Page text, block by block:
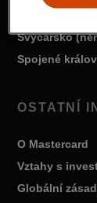
Švýcarsko
Spojené
OSTATNÍ
O Mastercard
Vztahy s
Globální